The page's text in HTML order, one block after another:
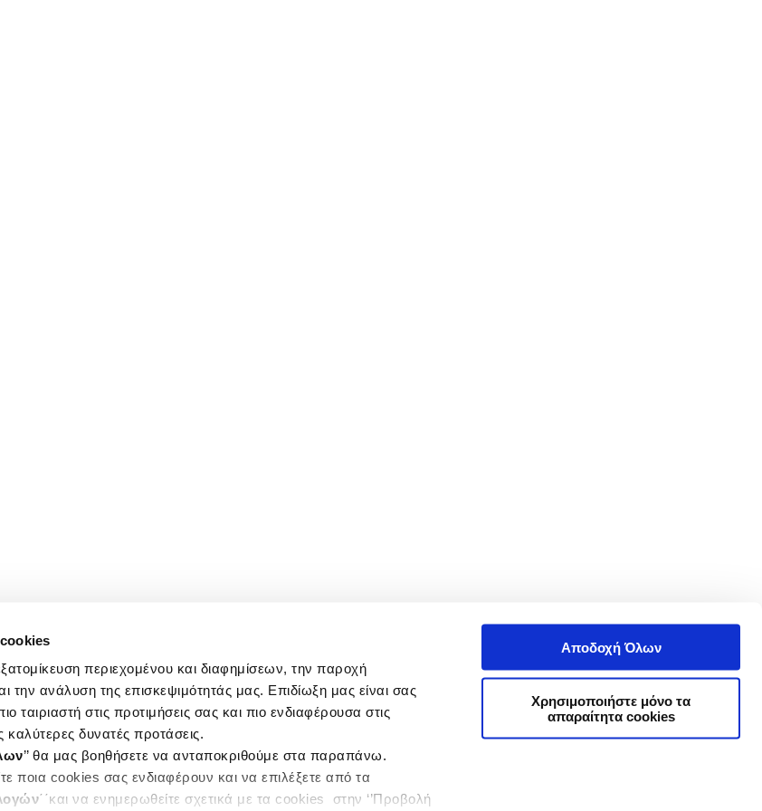
cookies
περιεχομένου και διαφημίσεων, την παροχή
την ανάλυση της επισκεψιμότητάς μας. Επιδίωξη μας είναι σας
ταιριαστή στις προτιμήσεις σας και πιο ενδιαφέρουσα στις
καλύτερες δυνατές προτάσεις.
’’ θα μας βοηθήσετε να ανταποκριθούμε στα παραπάνω.
ποια cookies σας ενδιαφέρουν και να επιλέξετε από τα
΄΄και να ενημερωθείτε σχετικά με τα cookies στην ‘’Προβολή
Αποδοχή Όλων
Χρησιμοποιήστε μόνο τα
απαραίτητα cookies